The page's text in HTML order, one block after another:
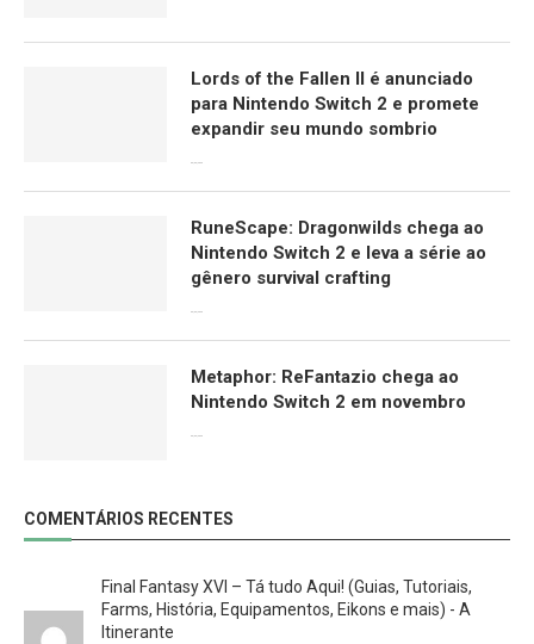
Lords of the Fallen II é anunciado
para Nintendo Switch 2 e promete
expandir seu mundo sombrio
09/06/2026
RuneScape: Dragonwilds chega ao
Nintendo Switch 2 e leva a série ao
gênero survival crafting
09/06/2026
Metaphor: ReFantazio chega ao
Nintendo Switch 2 em novembro
09/06/2026
COMENTÁRIOS RECENTES
Final Fantasy XVI – Tá tudo Aqui! (Guias, Tutoriais,
Farms, História, Equipamentos, Eikons e mais) - A
Itinerante